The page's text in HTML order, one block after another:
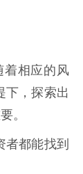
着相应的风
下，探索出
。
都能找到